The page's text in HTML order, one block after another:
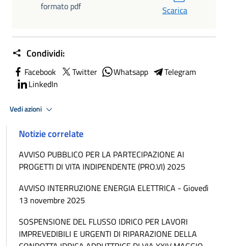
formato pdf
Scarica
Condividi:
Facebook Twitter Whatsapp
Telegram
LinkedIn
Vedi azioni
Notizie correlate
AVVISO PUBBLICO PER LA PARTECIPAZIONE AI
PROGETTI DI VITA INDIPENDENTE (PRO.VI) 2025
AVVISO INTERRUZIONE ENERGIA ELETTRICA - Giovedì
13 novembre 2025
SOSPENSIONE DEL FLUSSO IDRICO PER LAVORI
IMPREVEDIBILI E URGENTI DI RIPARAZIONE DELLA